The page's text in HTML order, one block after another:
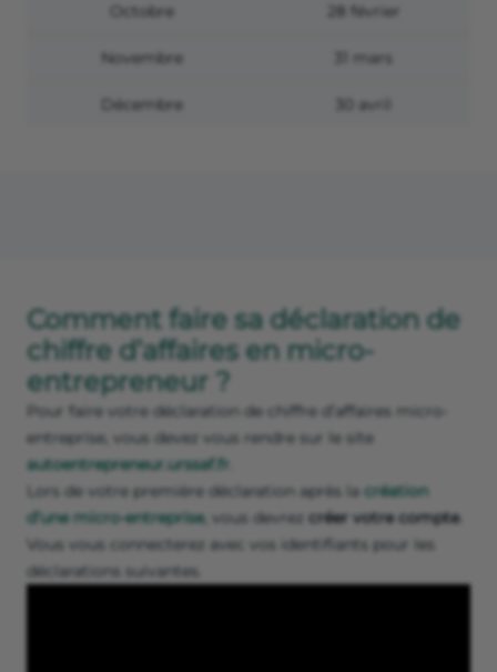
Octobre 28 février
Novembre 31 mars
Décembre 30 avril
Comment faire sa déclaration de
chiffre d’affaires en micro-
entrepreneur ?
Pour faire votre déclaration de chiffre d’affaires micro-
entreprise, vous devez vous rendre sur le site
autoentrepreneur.urssaf.fr
Lors de votre première déclaration après la création
d’une micro-entreprise, vous devrez créer votre compte.
Vous vous connecterez avec vos identifiants pour les
déclarations suivantes.